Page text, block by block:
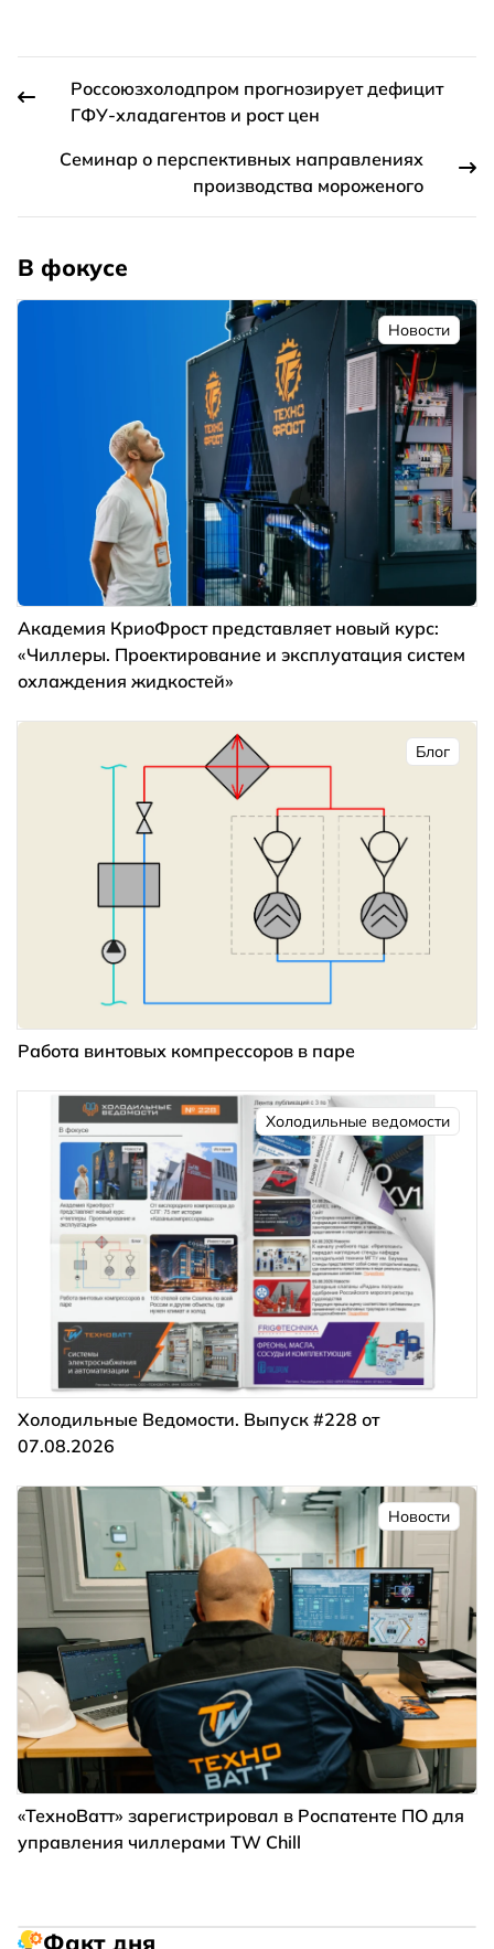
Россоюзхолодпром прогнозирует дефицит
ГФУ-хладагентов и рост цен
Семинар о перспективных направлениях
производства мороженого
В фокусе
Новости
Академия КриоФрост представляет новый курс:
«Чиллеры. Проектирование и эксплуатация систем
охлаждения жидкостей»
Блог
Работа винтовых компрессоров в паре
Холодильные ведомости
Холодильные Ведомости. Выпуск #228 от
07.08.2026
Новости
«ТехноВатт» зарегистрировал в Роспатенте ПО для
управления чиллерами TW Chill
Факт дня